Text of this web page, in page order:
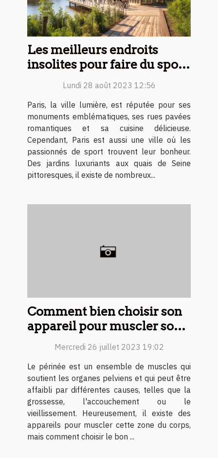
Les meilleurs endroits
insolites pour faire du sport
à ParisLundi 28 août 2023 12:56
Paris, la ville lumière, est réputée pour ses
monuments emblématiques, ses rues pavées
romantiques et sa cuisine délicieuse.
Cependant, Paris est aussi une ville où les
passionnés de sport trouvent leur bonheur.
Des jardins luxuriants aux quais de Seine
pittoresques, il existe de nombreux...
Comment bien choisir son
appareil pour muscler son
périnée ?Mercredi 26 juillet 2023 19:02
Le périnée est un ensemble de muscles qui
soutient les organes pelviens et qui peut être
affaibli par différentes causes, telles que la
grossesse, l'accouchement ou le
vieillissement. Heureusement, il existe des
appareils pour muscler cette zone du corps,
mais comment choisir le bon ...